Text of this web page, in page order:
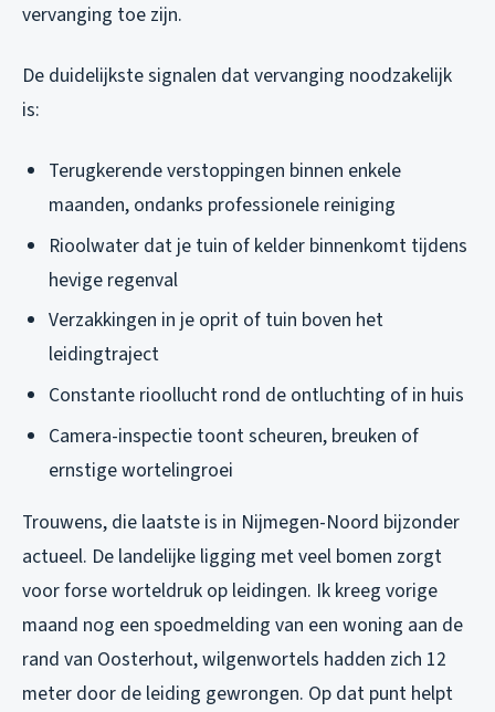
vervanging toe zijn.
De duidelijkste signalen dat vervanging noodzakelijk
is:
Terugkerende verstoppingen binnen enkele
maanden, ondanks professionele reiniging
Rioolwater dat je tuin of kelder binnenkomt tijdens
hevige regenval
Verzakkingen in je oprit of tuin boven het
leidingtraject
Constante rioollucht rond de ontluchting of in huis
Camera-inspectie toont scheuren, breuken of
ernstige wortelingroei
Trouwens, die laatste is in Nijmegen-Noord bijzonder
actueel. De landelijke ligging met veel bomen zorgt
voor forse worteldruk op leidingen. Ik kreeg vorige
maand nog een spoedmelding van een woning aan de
rand van Oosterhout, wilgenwortels hadden zich 12
meter door de leiding gewrongen. Op dat punt helpt